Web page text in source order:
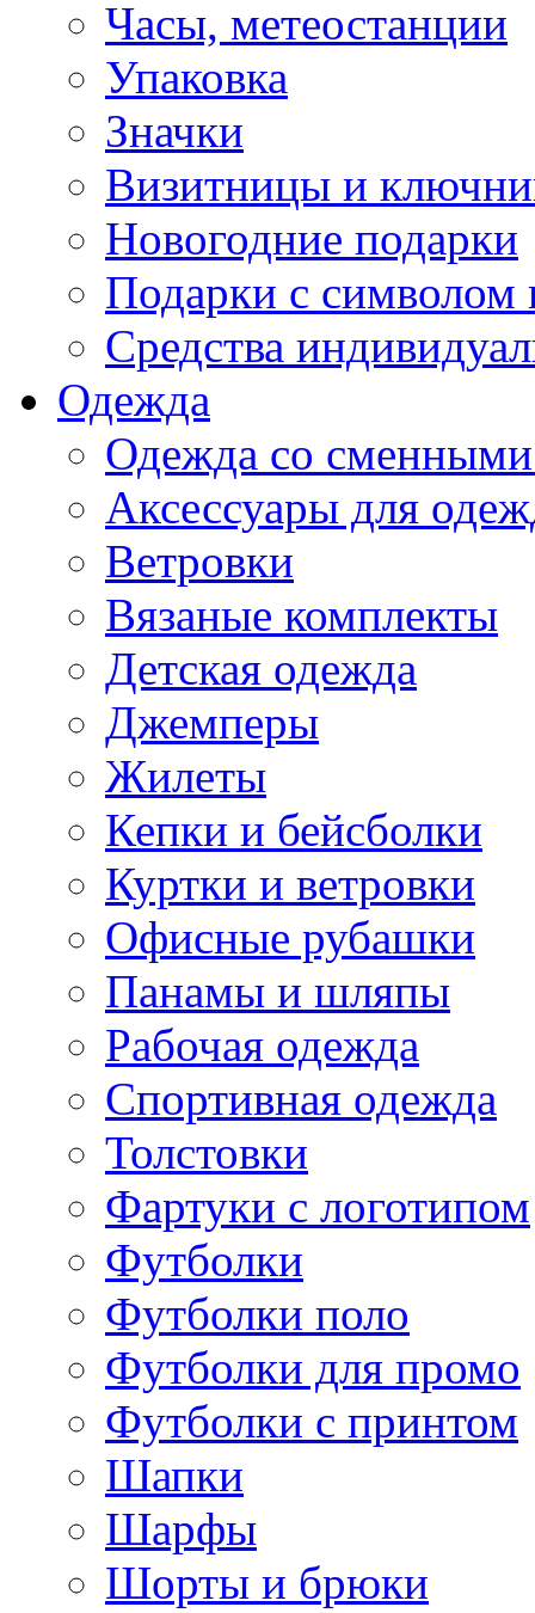
Часы, метеостанции
Упаковка
Значки
Визитницы и
Новогодние подарки
Подарки с символом
Средства
Одежда
Одежда со сменными
Аксессуары для
Ветровки
Вязаные комплекты
Детская одежда
Джемперы
Жилеты
Кепки и бейсболки
Куртки и ветровки
Офисные рубашки
Панамы и шляпы
Рабочая одежда
Спортивная одежда
Толстовки
Фартуки с логотипом
Футболки
Футболки поло
Футболки для промо
Футболки с принтом
Шапки
Шарфы
Шорты и брюки